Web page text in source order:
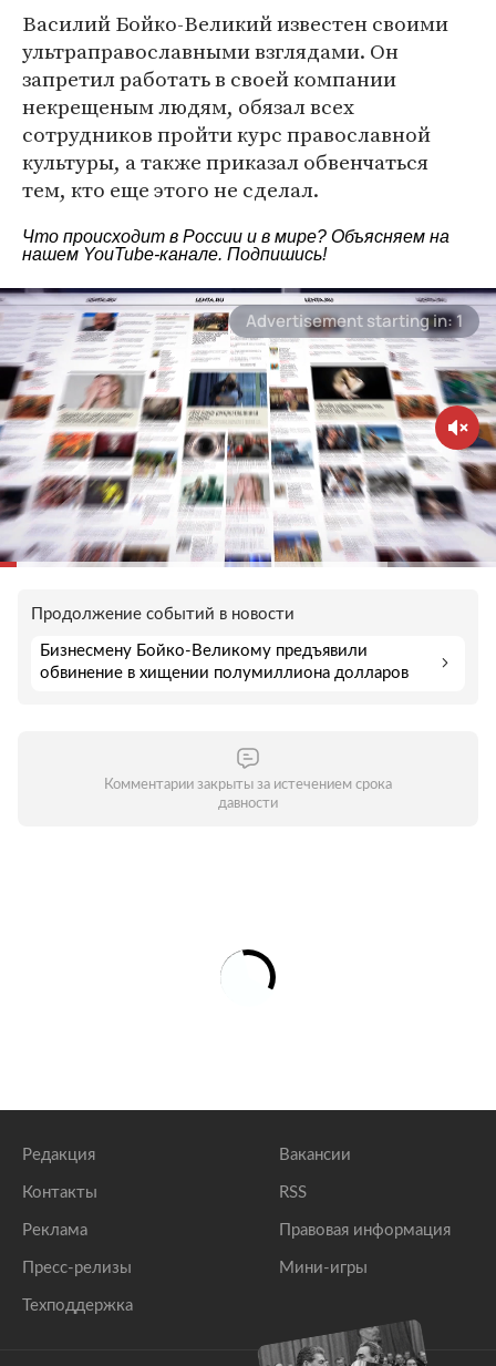
Василий Бойко-Великий известен своими
ультраправославными взглядами. Он
запретил работать в своей компании
некрещеным людям, обязал всех
сотрудников пройти курс православной
культуры, а также приказал обвенчаться
тем, кто еще этого не сделал.
Что происходит в России и в мире? Объясняем на
нашем YouTube-канале. Подпишись!
Продолжение событий в новости
Бизнесмену Бойко-Великому предъявили
обвинение в хищении полумиллиона долларов
Комментарии закрыты за истечением срока
давности
Редакция
Контакты
Реклама
Пресс-релизы
Техподдержка
Вакансии
RSS
Правовая информация
Мини-игры